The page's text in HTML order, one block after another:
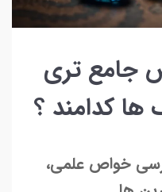
جامع تری
ها کدامند ؟
خواص علمی،